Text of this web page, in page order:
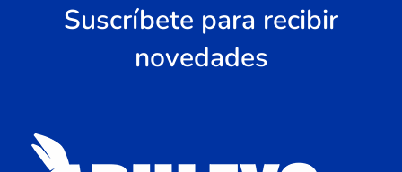
Suscríbete para recibir
novedades